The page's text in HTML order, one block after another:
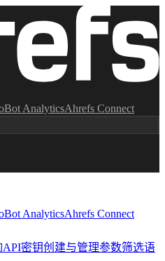
Bot AnalyticsAhrefs Connect
Bot AnalyticsAhrefs Connect
API密钥创建与管理参数筛选语